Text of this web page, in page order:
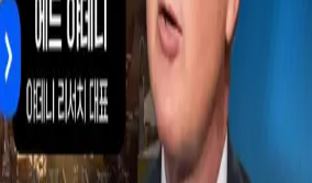
Authors
catchup